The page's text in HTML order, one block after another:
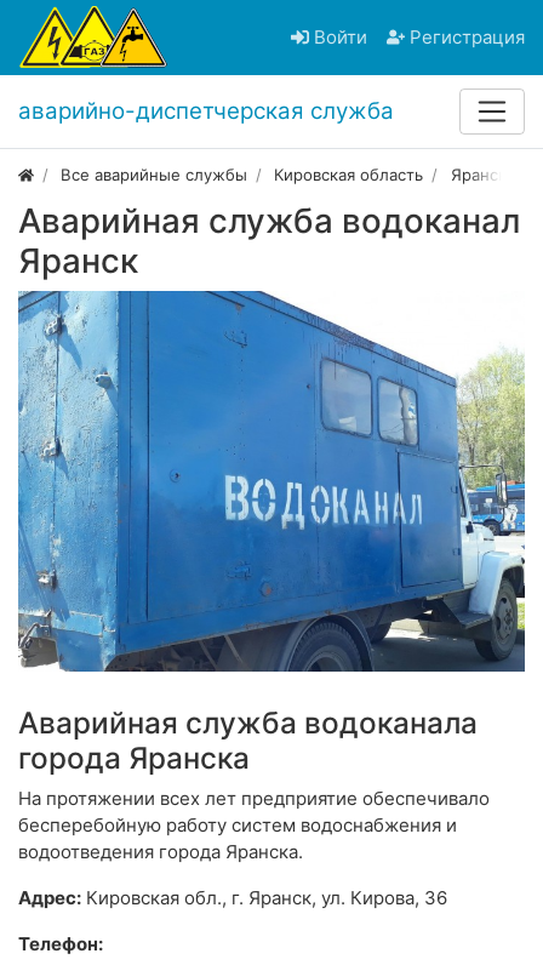
Войти Регистрация
аварийно-диспетчерская служба
Все аварийные службы Кировская область Яранск
Аварийная служба водоканал
Яранск
Аварийная служба водоканала
города Яранска
На протяжении всех лет предприятие обеспечивало
бесперебойную работу систем водоснабжения и
водоотведения города Яранска.
Адрес: Кировская обл., г. Яранск, ул. Кирова, 36
Телефон: